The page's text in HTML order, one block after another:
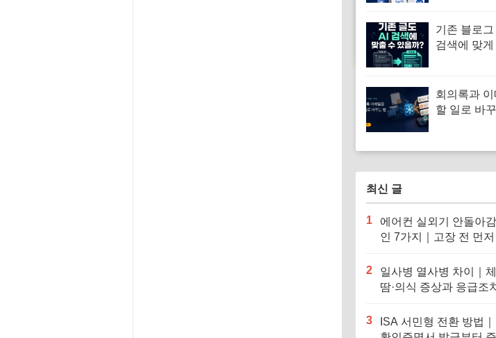
기존 블로
검색에 맞
회의록과
할 일로 바
최신 글
1
에어컨 실외기 안돌아
인 7가지｜고장 전 먼
2
일사병 열사병 차이｜
땀·의식 증상과 응급조
3
ISA 서민형 전환 방법